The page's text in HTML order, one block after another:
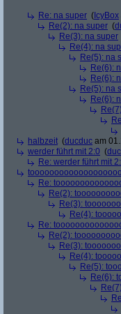
Re: na super ( IcyBox
Re(2): na super (
Re(3): na super
Re(4): na
Re(5): na
Re(6):
Re(6):
Re(5): na
Re(6):
halbzeit (ducduc am
werder führt mit 2:0 (
Re: werder führt mit
Re:
Re(2):
Re(3):
Re(4):
Re:
Re(2):
Re(3):
Re(4):
Re(5):
Re(6):